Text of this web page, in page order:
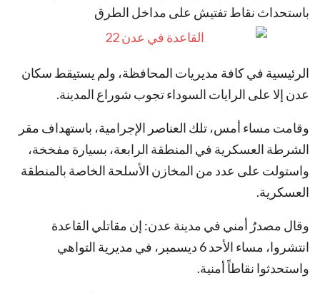
باستحداث نقاط تفتيش على مداخل الطرق
الرئيسية في كافة مديريات المحافظة، ولم يستيقط سكان
عدن إلا على الرايات السوداء تجوب شوراع المدينة.
وقامت مساء أمس، تلك العناصر الإجرامية، باستهداف مقر
الشرطة العسكرية في المنطقة الرابعة، بسيارة مفخخة،
واستولت على عدد من المخازن الأسلحة الخاصة بالمنطقة
العسكرية.
وقال مصدرٌ أمني في مدينة عدن: إن مقاتلي القاعدة
انتشروا، مساء الأحد 6 ديسمبر، في مديرية التواهي
واستحدثوا نقاطاً أمنية.